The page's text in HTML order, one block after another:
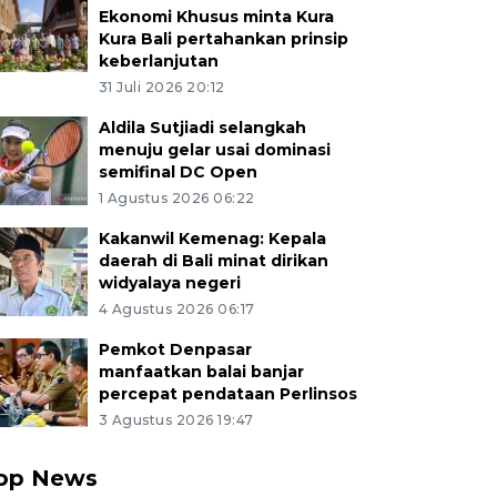
Ekonomi Khusus minta Kura
Kura Bali pertahankan prinsip
keberlanjutan
31 Juli 2026 20:12
Aldila Sutjiadi selangkah
menuju gelar usai dominasi
semifinal DC Open
1 Agustus 2026 06:22
Kakanwil Kemenag: Kepala
daerah di Bali minat dirikan
widyalaya negeri
4 Agustus 2026 06:17
Pemkot Denpasar
manfaatkan balai banjar
percepat pendataan Perlinsos
3 Agustus 2026 19:47
News